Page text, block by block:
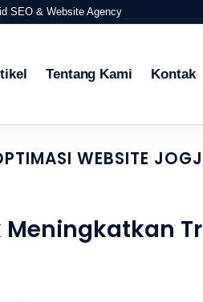
SEO & Website Agency
Tentang Kami Kontak
WEBSITE
Meningkatkan